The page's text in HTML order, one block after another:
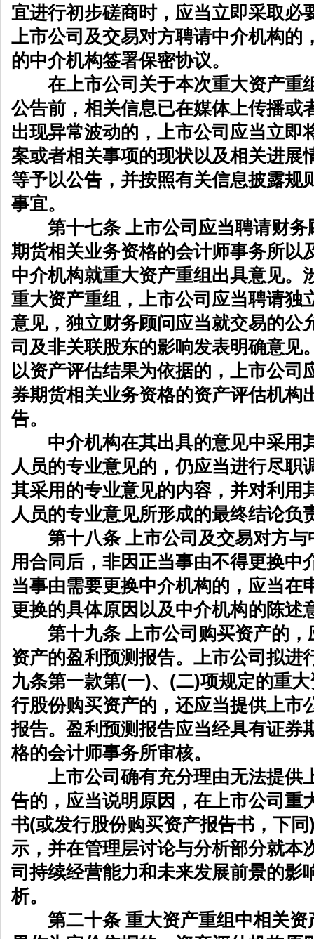
宜进行初步磋商时，应当立即采取必
上市公司及交易对方聘请中介机构的
的中介机构签署保密协议。
在上市公司关于本次重大资产重
公告前，相关信息已在媒体上传播或
出现异常波动的，上市公司应当立即
案或者相关事项的现状以及相关进展
等予以公告，并按照有关信息披露规
事宜。
第十七条 上市公司应当聘请财务
期货相关业务资格的会计师事务所以
中介机构就重大资产重组出具意见。
重大资产重组，上市公司应当聘请独
意见，独立财务顾问应当就交易的公
司及非关联股东的影响发表明确意见
以资产评估结果为依据的，上市公司
券期货相关业务资格的资产评估机构
告。
中介机构在其出具的意见中采用
人员的专业意见的，仍应当进行尽职
其采用的专业意见的内容，并对利用
人员的专业意见所形成的最终结论负
第十八条 上市公司及交易对方与
用合同后，非因正当事由不得更换中
当事由需要更换中介机构的，应当在
更换的具体原因以及中介机构的陈述
第十九条 上市公司购买资产的，
资产的盈利预测报告。上市公司拟进
九条第一款第(一)、(二)项规定的重
行股份购买资产的，还应当提供上市
报告。盈利预测报告应当经具有证券
格的会计师事务所审核。
上市公司确有充分理由无法提供
告的，应当说明原因，在上市公司重
书(或发行股份购买资产报告书，下
示，并在管理层讨论与分析部分就本
司持续经营能力和未来发展前景的影
析。
第二十条 重大资产重组中相关资